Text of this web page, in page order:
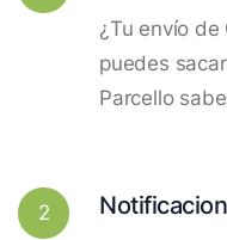
¿Tu envío
puedes
Parcello
2